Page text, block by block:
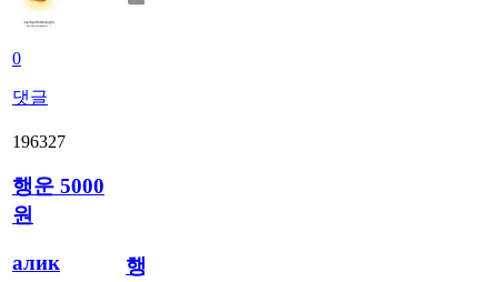
0
댓글
196327
행운 5000
원
алик
행